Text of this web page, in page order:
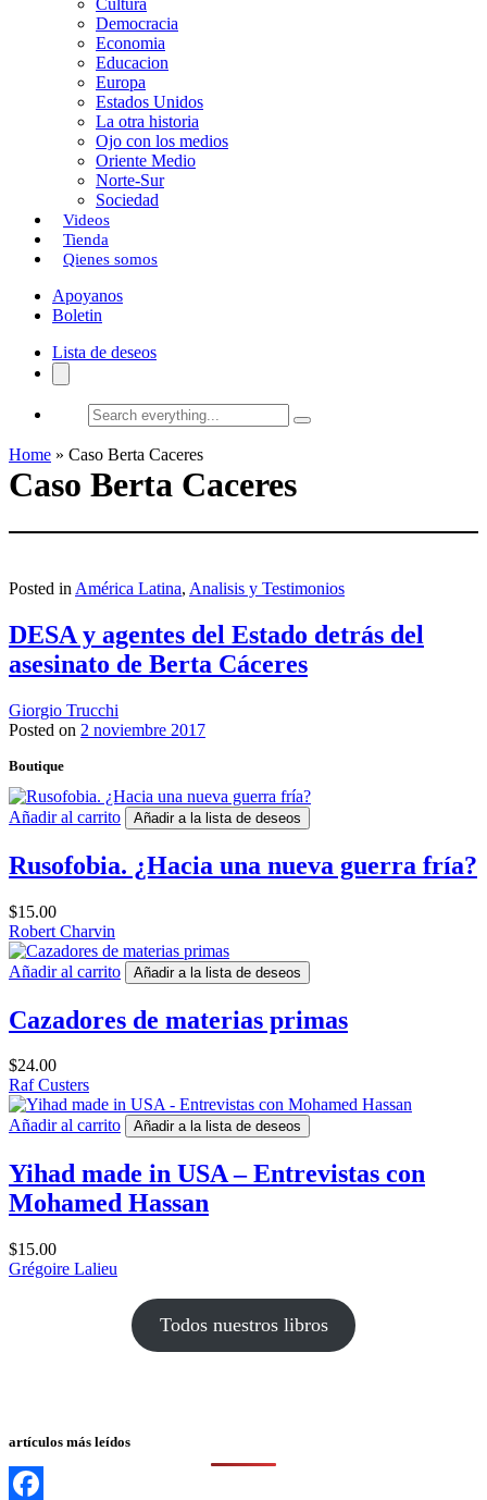
Cultura
Democracia
Economia
Educacion
Europa
Estados Unidos
La otra historia
Ojo con los medios
Oriente Medio
Norte-Sur
Sociedad
Videos
Tienda
Qienes somos
Apoyanos
Boletin
Lista de deseos
Search
everything...
Home » Caso Berta Caceres
Caso Berta Caceres
Posted in América Latina, Analisis y Testimonios
DESA y agentes del Estado detrás del
asesinato de Berta Cáceres
Giorgio Trucchi
Posted on 2 noviembre 2017
Boutique
Añadir al carrito Añadir a la lista de deseos
Rusofobia. ¿Hacia una nueva guerra fría?
$15.00
Robert Charvin
Añadir al carrito Añadir a la lista de deseos
Cazadores de materias primas
$24.00
Raf Custers
Añadir al carrito Añadir a la lista de deseos
Yihad made in USA – Entrevistas con
Mohamed Hassan
$15.00
Grégoire Lalieu
Todos nuestros libros
artículos más leídos